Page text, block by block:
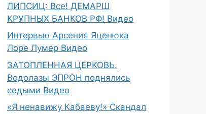
ЛИПСИЦ: Все! ДЕМАРШ
КРУПНЫХ БАНКОВ РФ! Видео
Интервью Арсения Яценюка
Лоре Лумер Видео
ЗАТОПЛЕННАЯ ЦЕРКОВЬ.
Водолазы ЭПРОН поднялись
седыми Видео
«Я ненавижу Кабаеву!» Скандал